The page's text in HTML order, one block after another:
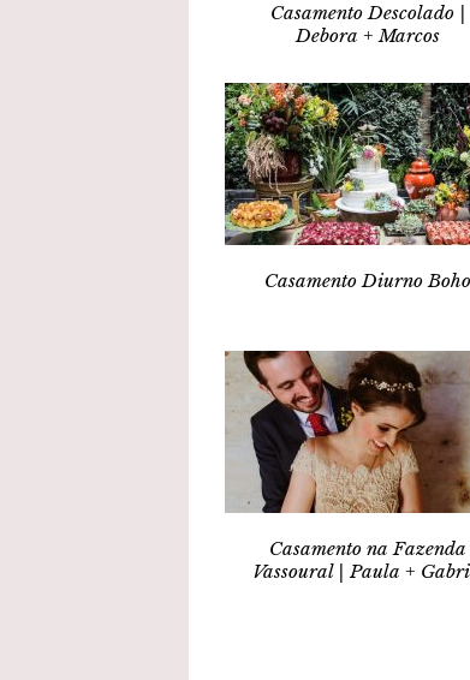
Casamento Descolado |
Debora + Marcos
Casamento Diurno Boho
Casamento na Fazenda
Vassoural | Paula +